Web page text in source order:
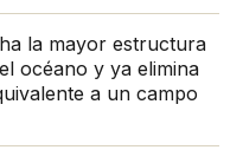
la mayor estructura
océano y ya elimina
a un campo